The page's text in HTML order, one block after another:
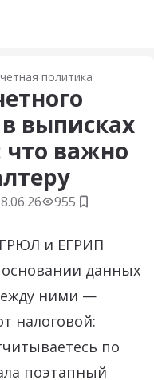
политика
выписках
важно
955 Добавить
и ЕГРИП
данных
ними —
налоговой:
по
поэтапный